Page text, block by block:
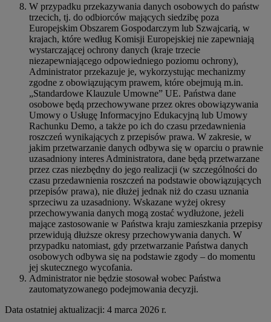
W przypadku przekazywania danych osobowych do państw
trzecich, tj. do odbiorców mających siedzibę poza
Europejskim Obszarem Gospodarczym lub Szwajcarią, w
krajach, które według Komisji Europejskiej nie zapewniają
wystarczającej ochrony danych (kraje trzecie
niezapewniającego odpowiedniego poziomu ochrony),
Administrator przekazuje je, wykorzystując mechanizmy
zgodne z obowiązującym prawem, które obejmują m.in.
„Standardowe Klauzule Umowne” UE. Państwa dane
osobowe będą przechowywane przez okres obowiązywania
Umowy o Usługę Informacyjno Edukacyjną lub Umowy
Rachunku Demo, a także po ich do czasu przedawnienia
roszczeń wynikających z przepisów prawa. W zakresie, w
jakim przetwarzanie danych odbywa się w oparciu o prawnie
uzasadniony interes Administratora, dane będą przetwarzane
przez czas niezbędny do jego realizacji (w szczególności do
czasu przedawnienia roszczeń na podstawie obowiązujących
przepisów prawa), nie dłużej jednak niż do czasu uznania
sprzeciwu za uzasadniony. Wskazane wyżej okresy
przechowywania danych mogą zostać wydłużone, jeżeli
mające zastosowanie w Państwa kraju zamieszkania przepisy
przewidują dłuższe okresy przechowywania danych. W
przypadku natomiast, gdy przetwarzanie Państwa danych
osobowych odbywa się na podstawie zgody – do momentu
jej skutecznego wycofania.
Administrator nie będzie stosował wobec Państwa
zautomatyzowanego podejmowania decyzji.
Data ostatniej aktualizacji: 4 marca 2026 r.